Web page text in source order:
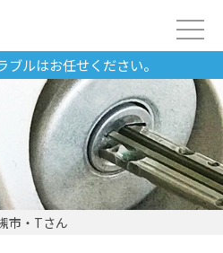
ルはお任せください。
市・Tさん